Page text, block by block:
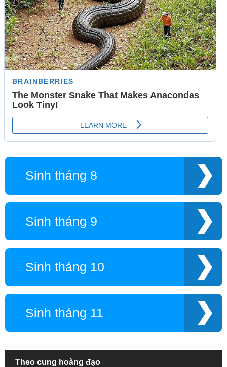
Sinh tháng 8
Sinh tháng 9
Sinh tháng 10
Sinh tháng 11
Theo cung hoàng đạo